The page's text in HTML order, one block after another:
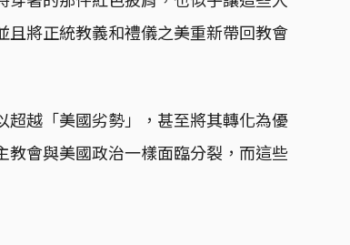
將正統教義和禮儀之美重新帶回教會
越「美國劣勢」，甚至將其轉化為優
會與美國政治一樣面臨分裂，而這些